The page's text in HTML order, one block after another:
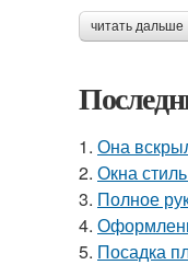
читать
1. Она
2. Окна
3. Полное
4.
5. Посадка